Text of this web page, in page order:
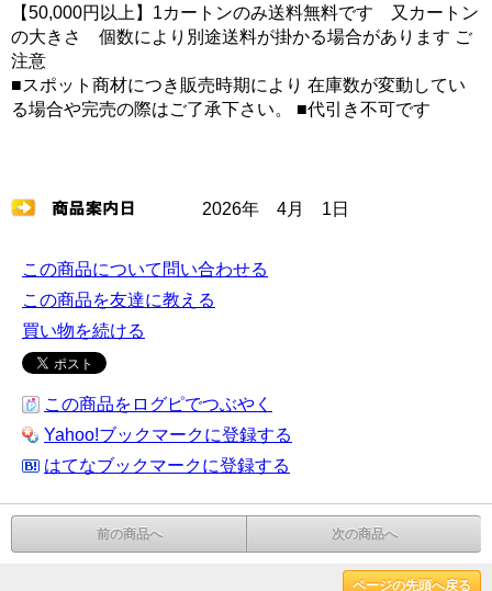
【50,000円以上】1カートンのみ送料無料です 又カートン
の大きさ 個数により別途送料が掛かる場合があります ご
注意
■スポット商材につき販売時期により 在庫数が変動してい
る場合や完売の際はご了承下さい。 ■代引き不可です
2026年 4月 1日
この商品について問い合わせる
この商品を友達に教える
買い物を続ける
この商品をログピでつぶやく
Yahoo!ブックマークに登録する
はてなブックマークに登録する
前の商品へ 次の商品へ
ページの先頭へ戻る